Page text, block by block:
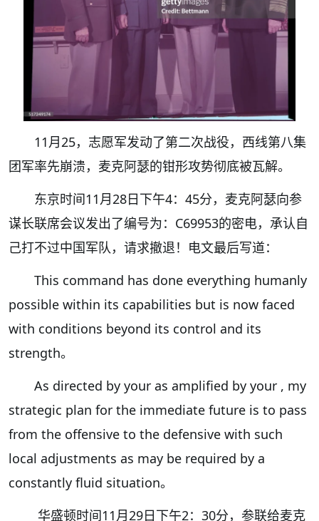
11月25，志愿军发动了第二次战役，西线第八集
团军率先崩溃，麦克阿瑟的钳形攻势彻底被瓦解。
东京时间11月28日下午4：45分，麦克阿瑟向参
谋长联席会议发出了编号为：C69953的密电，承认自
己打不过中国军队，请求撤退！电文最后写道：
This command has done everything humanly
possible within its capabilities but is now faced
with conditions beyond its control and its
strength。
As directed by your as amplified by your , my
strategic plan for the immediate future is to pass
from the offensive to the defensive with such
local adjustments as may be required by a
constantly fluid situation。
华盛顿时间11月29日下午2：30分，参联给麦克